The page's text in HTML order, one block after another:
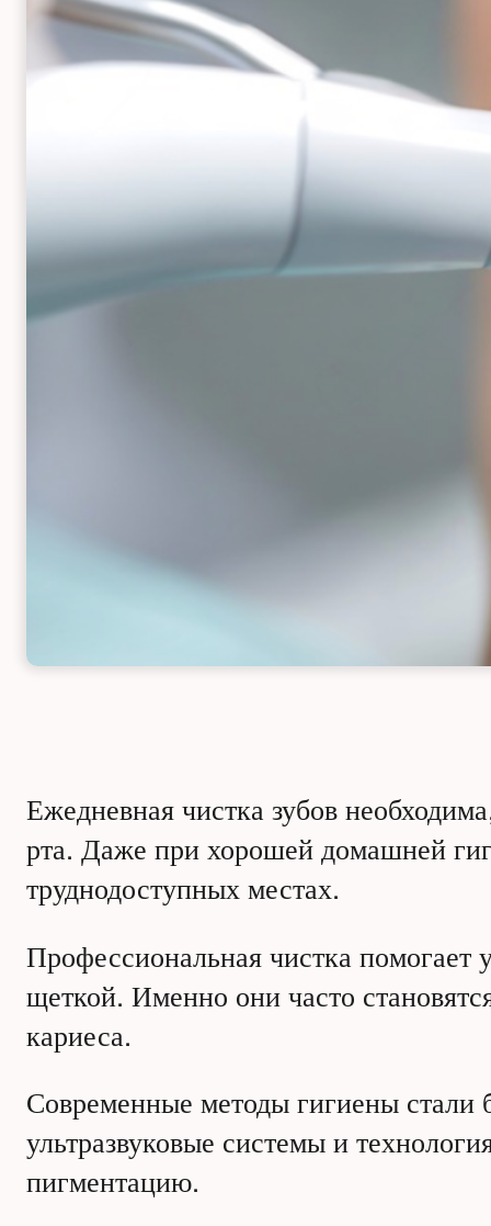
Ежедневная чистка зубов
рта. Даже при хорошей домашней
труднодоступных местах.
Профессиональная чистка помогает
щеткой. Именно они часто
кариеса.
Современные методы гигиены
ультразвуковые системы и
пигментацию.